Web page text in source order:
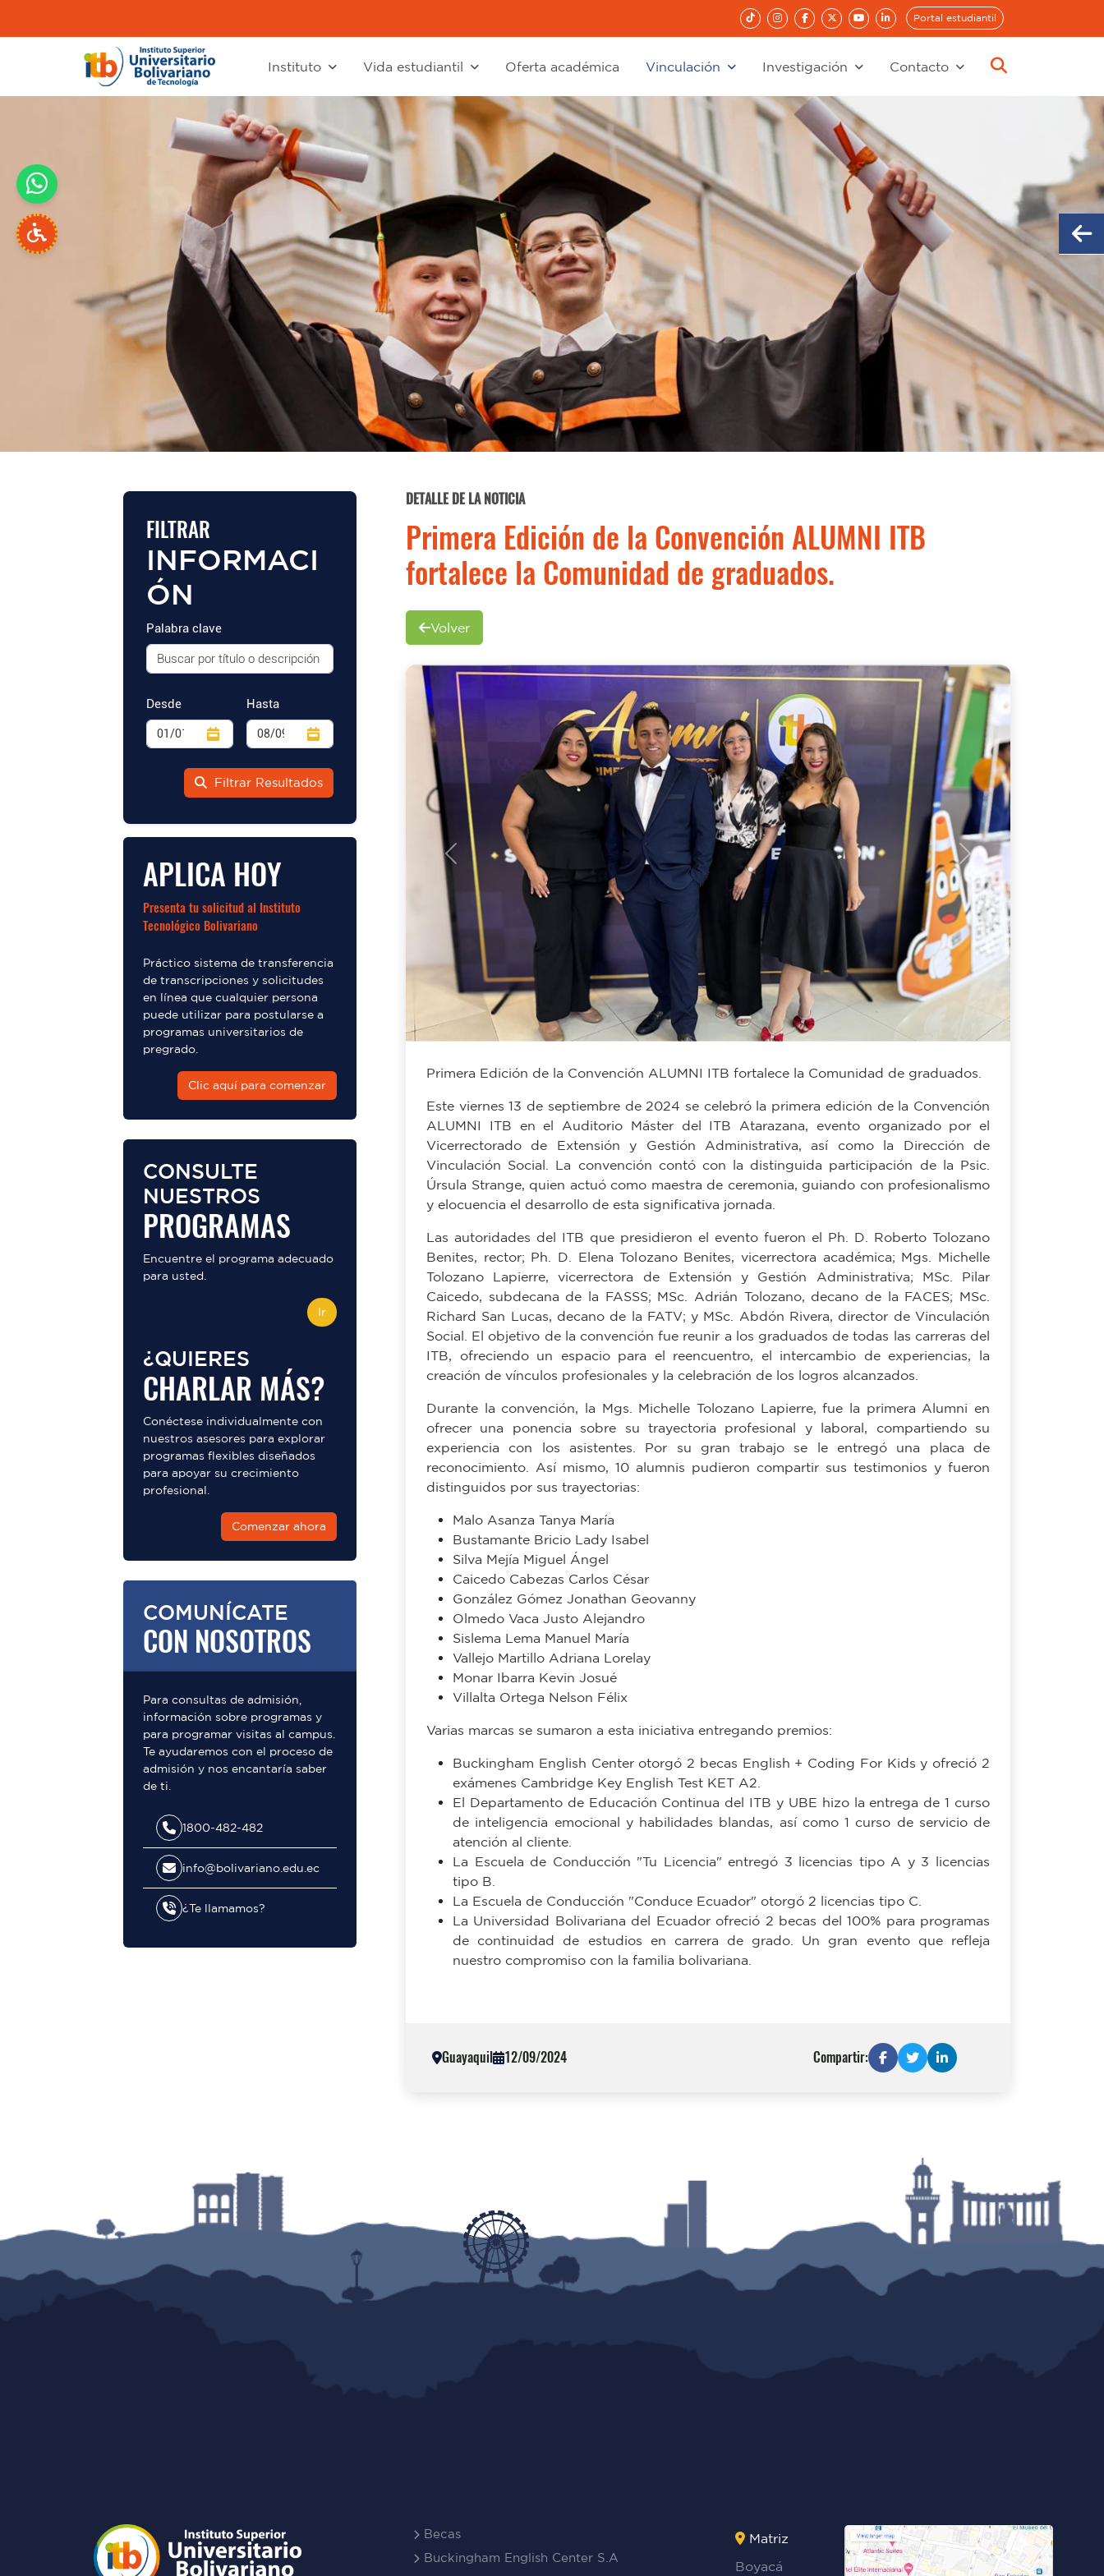
Portal estudiantil
Instituto Vida estudiantil Oferta académica Vinculación Investigación Contacto
FILTRAR
INFORMACI
ÓN
Palabra clave
Desde Hasta
Filtrar Resultados
APLICA HOY
Presenta tu solicitud al Instituto
Tecnológico Bolivariano
Práctico sistema de transferencia
de transcripciones y solicitudes
en línea que cualquier persona
puede utilizar para postularse a
programas universitarios de
pregrado.
Clic aquí para comenzar
CONSULTE
NUESTROS
PROGRAMAS
Encuentre el programa adecuado
para usted.
Ir
¿QUIERES
CHARLAR MÁS?
Conéctese individualmente con
nuestros asesores para explorar
programas flexibles diseñados
para apoyar su crecimiento
profesional.
Comenzar ahora
COMUNÍCATE
CON NOSOTROS
Para consultas de admisión,
información sobre programas y
para programar visitas al campus.
Te ayudaremos con el proceso de
admisión y nos encantaría saber
de ti.
1800-482-482
info@bolivariano.edu.ec
¿Te llamamos?
DETALLE DE LA NOTICIA
Primera Edición de la Convención ALUMNI ITB
fortalece la Comunidad de graduados.
Volver
Previous Next
Primera Edición de la Convención ALUMNI ITB fortalece la Comunidad de graduados.
Este viernes 13 de septiembre de 2024 se celebró la primera edición de la Convención
Vicerrectorado de Extensión y Gestión Administrativa, así como la Dirección de
Vinculación Social. La convención contó con la distinguida participación de la Psic.
Úrsula Strange, quien actuó como maestra de ceremonia, guiando con profesionalismo
y elocuencia el desarrollo de esta significativa jornada.
Las autoridades del ITB que presidieron el evento fueron el Ph. D. Roberto Tolozano
Tolozano Lapierre, vicerrectora de Extensión y Gestión Administrativa; MSc. Pilar
Caicedo, subdecana de la FASSS; MSc. Adrián Tolozano, decano de la FACES; MSc.
Richard San Lucas, decano de la FATV; y MSc. Abdón Rivera, director de Vinculación
Social. El objetivo de la convención fue reunir a los graduados de todas las carreras del
ITB, ofreciendo un espacio para el reencuentro, el intercambio de experiencias, la
creación de vínculos profesionales y la celebración de los logros alcanzados.
Durante la convención, la Mgs. Michelle Tolozano Lapierre, fue la primera Alumni en
experiencia con los asistentes. Por su gran trabajo se le entregó una placa de
reconocimiento. Así mismo, 10 alumnis pudieron compartir sus testimonios y fueron
distinguidos por sus trayectorias:
Malo Asanza Tanya María
Silva Mejía Miguel Ángel
Caicedo Cabezas Carlos César
González Gómez Jonathan Geovanny
Olmedo Vaca Justo Alejandro
Sislema Lema Manuel María
Vallejo Martillo Adriana Lorelay
Monar Ibarra Kevin Josué
Villalta Ortega Nelson Félix
Varias marcas se sumaron a esta iniciativa entregando premios:
Buckingham English Center otorgó 2 becas English + Coding For Kids y ofreció 2
El Departamento de Educación Continua del ITB y UBE hizo la entrega de 1 curso
de inteligencia emocional y habilidades blandas, así como 1 curso de servicio de
atención al cliente.
La Escuela de Conducción "Tu Licencia" entregó 3 licencias tipo A y 3 licencias
tipo B.
La Escuela de Conducción "Conduce Ecuador" otorgó 2 licencias tipo C.
La Universidad Bolivariana del Ecuador ofreció 2 becas del 100% para programas
de continuidad de estudios en carrera de grado. Un gran evento que refleja
nuestro compromiso con la familia bolivariana.
Oferta Académica
Boyacá